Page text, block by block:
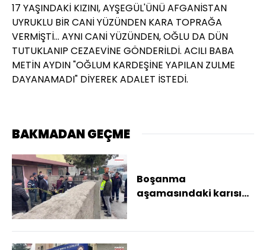
17 YAŞINDAKİ KIZINI, AYŞEGÜL'ÜNÜ AFGANİSTAN
UYRUKLU BİR CANİ YÜZÜNDEN KARA TOPRAĞA
VERMİŞTİ... AYNI CANİ YÜZÜNDEN, OĞLU DA DÜN
TUTUKLANIP CEZAEVİNE GÖNDERİLDİ. ACILI BABA
METİN AYDIN "OĞLUM KARDEŞİNE YAPILAN ZULME
DAYANAMADI" DİYEREK ADALET İSTEDİ.
BAKMADAN GEÇME
Boşanma
aşamasındaki karısını
yaraladı!